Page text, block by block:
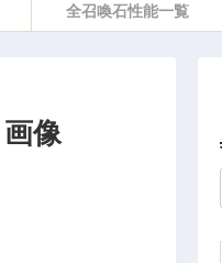
全召喚石性能一覧
像